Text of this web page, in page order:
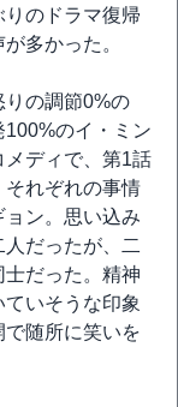
のドラマ復帰
多かった。
の調節0%の
100%のイ・ミン
ディで、第1話
れぞれの事情
ン。思い込み
だったが、二
だった。精神
いそうな印象
随所に笑いを